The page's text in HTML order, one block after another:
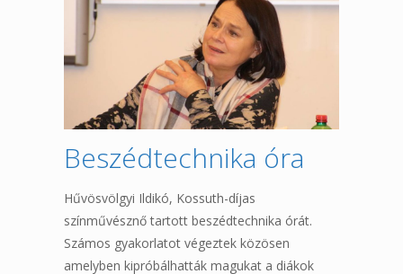
Beszédtechnika óra
Hűvösvölgyi Ildikó, Kossuth-díjas
színművésznő tartott beszédtechnika órát.
Számos gyakorlatot végeztek közösen
amelyben kipróbálhatták magukat a diákok